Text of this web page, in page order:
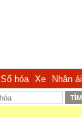
Số hóa Xe Nhân ái